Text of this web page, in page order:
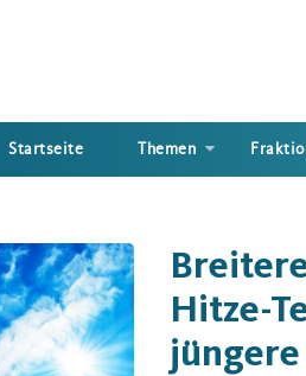
Startseite Themen
Hitze-